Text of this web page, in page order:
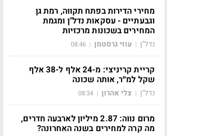
מחירי הדירות בפתח תקווה, רמת גן
וגבעתיים - עסקאות נדל"ן ומגמת
המחירים בשכונות מרכזיות
נדל"ן | עוזי גרסטמן |
08:46
קריית קריניצי: מ-24 אלף ל-38 אלף
שקל למ״ר, אותה שכונה
נדל"ן | צלי אהרון |
08:34
מרום נווה: 2.87 מיליון לארבעה חדרים,
מה קרה למחירים בשנה האחרונה?